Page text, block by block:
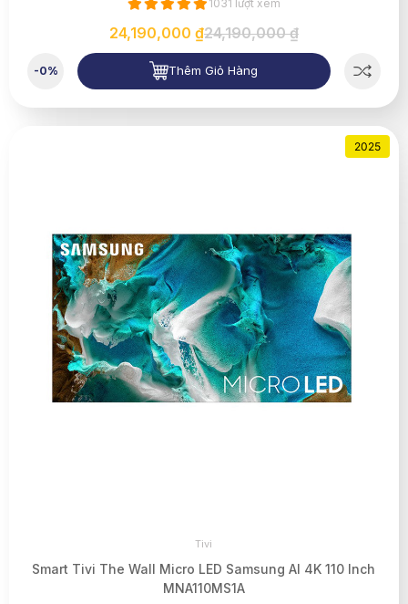
1031 lượt xem
24,190,000 ₫24,190,000 ₫
-0% Thêm Giỏ Hàng
2025
Tivi
Smart Tivi The Wall Micro LED Samsung AI 4K 110 Inch
MNA110MS1A